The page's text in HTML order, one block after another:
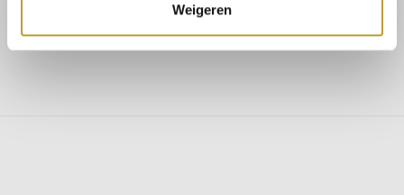
Weigeren
Brianna satin maxi dress fuchsia